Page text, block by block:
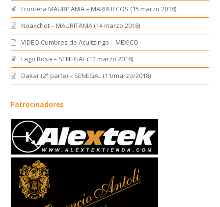
Frontera MAURITANIA – MARRUECOS (15 marzo 2018)
Noakchot – MAURITANIA (14 marzo 2018)
VIDEO Cumbres de Acultzingo – MEXICO
Lago Rosa – SENEGAL (12 marzo 2018)
Dakar (2ª parte) – SENEGAL (11/marzo/2018)
Patrocinadores